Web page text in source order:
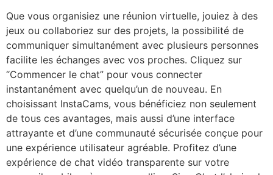
Que vous organisiez une réunion virtuelle, jouiez à des
jeux ou collaboriez sur des projets, la possibilité de
communiquer simultanément avec plusieurs personnes
facilite les échanges avec vos proches. Cliquez sur
“Commencer le chat” pour vous connecter
instantanément avec quelqu’un de nouveau. En
choisissant InstaCams, vous bénéficiez non seulement
de tous ces avantages, mais aussi d’une interface
attrayante et d’une communauté sécurisée conçue pour
une expérience utilisateur agréable. Profitez d’une
expérience de chat vidéo transparente sur votre